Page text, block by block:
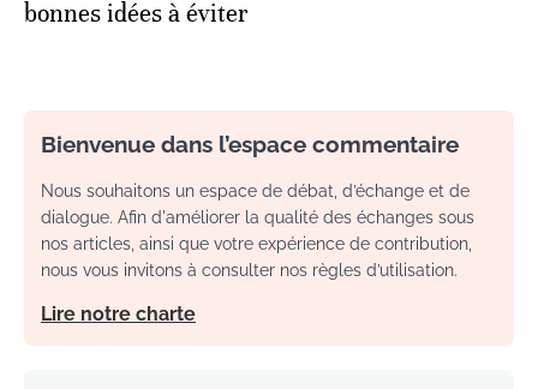
bonnes idées à éviter
Bienvenue dans l’espace commentaire
Nous souhaitons un espace de débat, d’échange et de
dialogue. Afin d'améliorer la qualité des échanges sous
nos articles, ainsi que votre expérience de contribution,
nous vous invitons à consulter nos règles d’utilisation.
Lire notre charte